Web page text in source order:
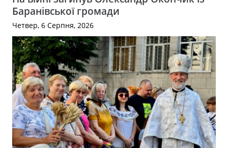
Баранівської громади
Четвер, 6 Серпня, 2026